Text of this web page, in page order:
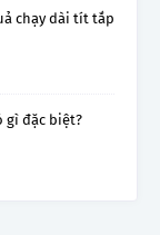
chạy dài tít tắp
gì đặc biệt?